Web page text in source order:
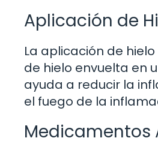
Aplicación de
La aplicación de
de hielo envuelta en
ayuda a reducir la
el fuego de la